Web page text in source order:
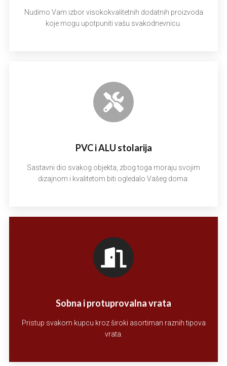
Nudimo Vam izbor visokokvalitetnih dodatnih proizvoda
koje mogu upotpuniti vašu svakodnevnicu.
PVC i ALU stolarija
Sastavni dio svakog objekta, zbog toga moraju svojim
dizajnom i kvalitetom biti ogledalo Vašeg doma.
Sobna i protuprovalna vrata
Pristup svakom kupcu kroz široki asortiman raznih tipova
vrata.